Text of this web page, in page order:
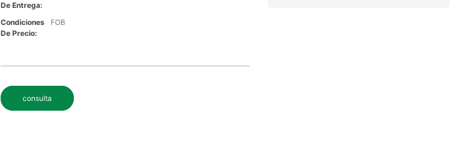
De Entrega:
Condiciones
De Precio:
FOB
consulta